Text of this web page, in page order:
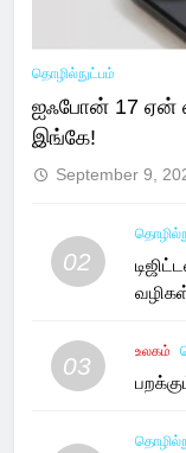
தொழில்நுட்பம்
ஐஃபோன் 17 ஏன்
இங்கே!
September 9,
02
03
உலகம்